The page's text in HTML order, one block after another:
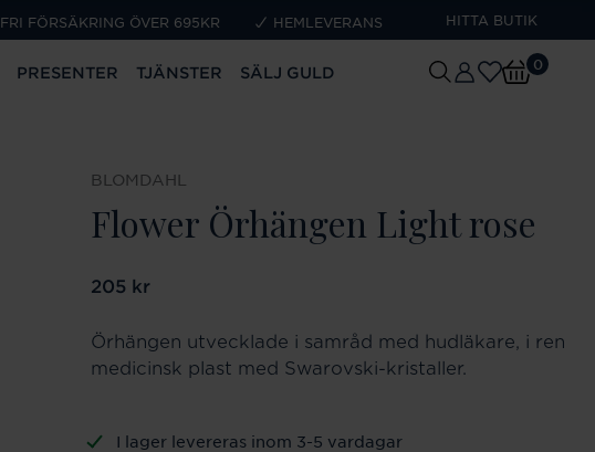
FRI FÖRSÄKRING ÖVER 695KR HEMLEVERANS HITTA BUTIK
PRESENTER TJÄNSTER SÄLJ GULD 0
BLOMDAHL
Flower Örhängen Light rose
Pris :205 kr
205 kr
Örhängen utvecklade i samråd med hudläkare, i ren
medicinsk plast med Swarovski-kristaller.
I lager levereras inom 3-5 vardagar